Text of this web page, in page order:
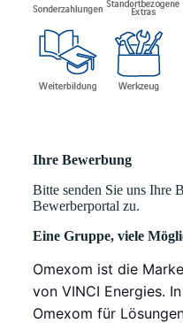
Ihre Bewerbung
Bitte senden Sie uns Ihre
Bewerberportal zu.
Eine Gruppe, viele
Omexom ist die
von VINCI Energies.
Omexom für